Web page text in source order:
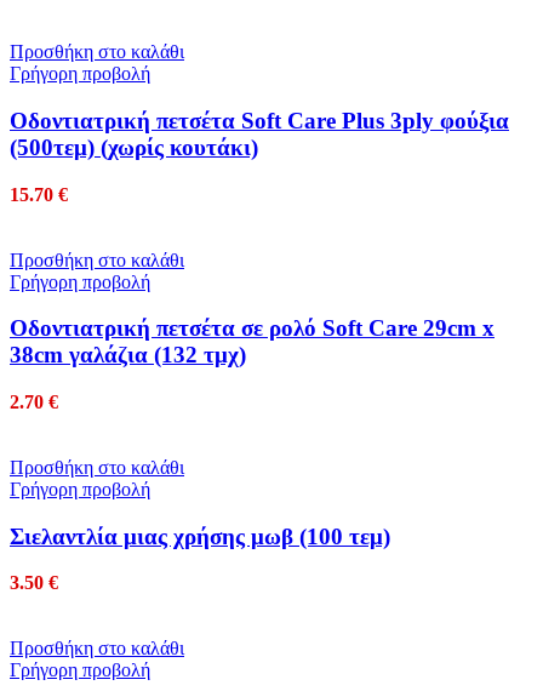
Προσθήκη στο καλάθι
Γρήγορη προβολή
Οδοντιατρική πετσέτα Soft Care Plus 3ply φούξια
(500τεμ) (χωρίς κουτάκι)
15.70 €
Προσθήκη στο καλάθι
Γρήγορη προβολή
Οδοντιατρική πετσέτα σε ρολό Soft Care 29cm x
38cm γαλάζια (132 τμχ)
2.70 €
Προσθήκη στο καλάθι
Γρήγορη προβολή
Σιελαντλία μιας χρήσης μωβ (100 τεμ)
3.50 €
Προσθήκη στο καλάθι
Γρήγορη προβολή